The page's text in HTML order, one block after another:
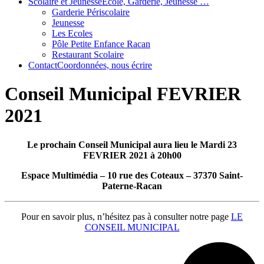
Garderie Périscolaire
Jeunesse
Les Ecoles
Pôle Petite Enfance Racan
Restaurant Scolaire
ContactCoordonnées, nous écrire
Conseil Municipal FEVRIER
2021
Le prochain Conseil Municipal aura lieu le Mardi 23
FEVRIER 2021 à 20h00
Espace Multimédia – 10 rue des Coteaux – 37370 Saint-
Paterne-Racan
Pour en savoir plus, n’hésitez pas à consulter notre page LE
CONSEIL MUNICIPAL